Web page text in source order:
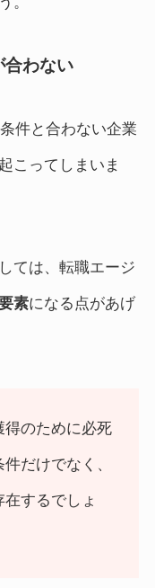
合わない
件と合わない企業
こってしまいま
ては、転職エージ
素になる点があげ
得のために必死
だけでなく、
するでしょ